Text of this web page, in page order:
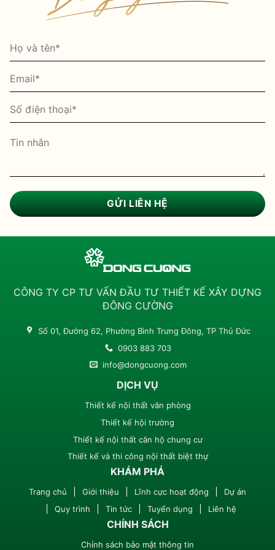
CÔNG TY CP TƯ VẤN ĐẦU TƯ THIẾT KẾ XÂY DỰNG
ĐÔNG CƯỜNG
Số 01, Đường 62, Phường Bình Trưng Đông, TP Thủ Đức
0903 883 703
info@dongcuong.com
DỊCH VỤ
Thiết kế nội thất văn phòng
Thiết kế hội trường
Thiết kế nội thất căn hộ chung cư
Thiết kế và thi công nội thất biệt thự
KHÁM PHÁ
Trang chủ Giới thiệu Lĩnh cực hoạt động
Dự án
Quy trình
Tin tức Tuyển dụng Liên hệ
CHÍNH SÁCH
Chỉnh sách bảo mật thông tin